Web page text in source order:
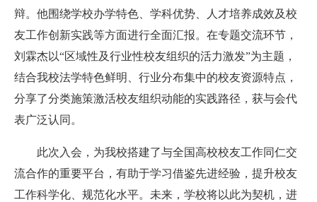
辩。他围绕学校办学特色、学科优势、人才培养成效及校
友工作创新实践等方面进行全面汇报。在专题交流环节，
刘霖杰以“区域性及行业性校友组织的活力激发”为主题，
结合我校法学特色鲜明、行业分布集中的校友资源特点，
分享了分类施策激活校友组织动能的实践路径，获与会代
表广泛认同。
此次入会，为我校搭建了与全国高校校友工作同仁交
流合作的重要平台，有助于学习借鉴先进经验，提升校友
工作科学化、规范化水平。未来，学校将以此为契机，进